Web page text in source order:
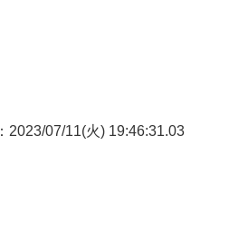
：2023/07/11(火) 19:46:31.03